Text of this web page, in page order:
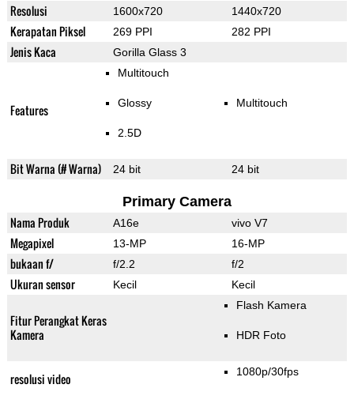
Resolusi 1600x720 1440x720
Kerapatan Piksel 269 PPI 282 PPI
Jenis Kaca Gorilla Glass 3
Features
Multitouch
Glossy
2.5D
Multitouch
Bit Warna (# Warna) 24 bit 24 bit
Primary Camera
Nama Produk A16e vivo V7
Megapixel 13-MP 16-MP
bukaan f/ f/2.2 f/2
Ukuran sensor Kecil Kecil
Fitur Perangkat Keras
Kamera
Flash Kamera
HDR Foto
resolusi video 1080p/30fps